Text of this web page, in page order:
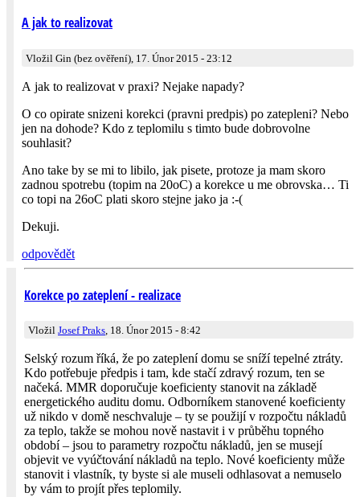
A jak to realizovat
Vložil Gin (bez ověření), 17. Únor 2015 - 23:12
A jak to realizovat v praxi? Nejake napady?
O co opirate snizeni korekci (pravni predpis) po zatepleni? Nebo
jen na dohode? Kdo z teplomilu s timto bude dobrovolne
souhlasit?
Ano take by se mi to libilo, jak pisete, protoze ja mam skoro
zadnou spotrebu (topim na 20oC) a korekce u me obrovska… Ti
co topi na 26oC plati skoro stejne jako ja :-(
Dekuji.
odpovědět
Korekce po zateplení - realizace
Vložil Josef Praks, 18. Únor 2015 - 8:42
Selský rozum říká, že po zateplení domu se sníží tepelné ztráty.
Kdo potřebuje předpis i tam, kde stačí zdravý rozum, ten se
načeká. MMR doporučuje koeficienty stanovit na základě
energetického auditu domu. Odborníkem stanovené koeficienty
už nikdo v domě neschvaluje – ty se použijí v rozpočtu nákladů
za teplo, takže se mohou nově nastavit i v průběhu topného
období – jsou to parametry rozpočtu nákladů, jen se musejí
objevit ve vyúčtování nákladů na teplo. Nové koeficienty může
stanovit i vlastník, ty byste si ale museli odhlasovat a nemuselo
by vám to projít přes teplomily.